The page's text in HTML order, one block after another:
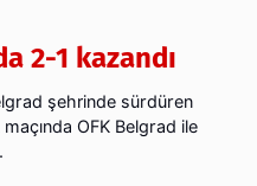
2-1 kazandı
şehrinde sürdüren
OFK Belgrad ile